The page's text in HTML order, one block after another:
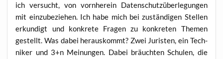
ich ver­sucht, von vorn­her­ein Daten­schutz­über­le­gun­gen
mit ein­zu­be­zie­hen. Ich habe mich bei zustän­di­gen Stel­len
erkun­digt und kon­kre­te Fra­gen zu kon­kre­ten The­men
gestellt. Was dabei her­aus­kommt? Zwei Juris­ten, ein Tech­
ni­ker und 3+n Mei­nun­gen. Dabei bräuch­ten Schu­len, die